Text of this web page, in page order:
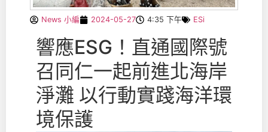
News 小編 2024-05-27 4:35 下午 ESi
響應ESG！直通國際號
召同仁一起前進北海岸
淨灘 以行動實踐海洋環
境保護